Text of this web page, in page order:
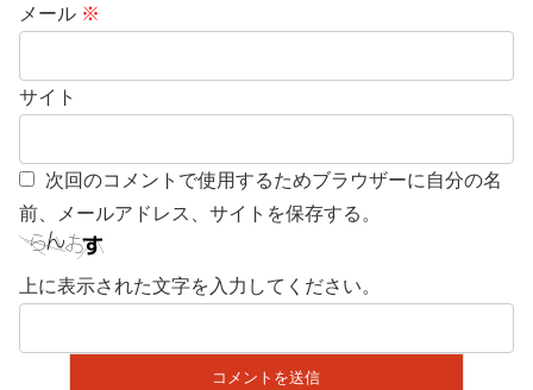
メール ※
サイト
次回のコメントで使用するためブラウザーに自分の名
前、メールアドレス、サイトを保存する。
上に表示された文字を入力してください。